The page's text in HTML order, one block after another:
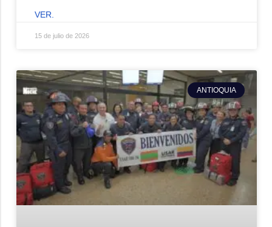
VER.
15 de julio de 2026
ANTIOQUIA